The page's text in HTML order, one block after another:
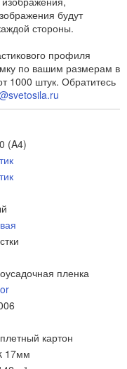
будут
стороны.
профиля
по вашим размерам в
1000 штук. Обратитесь
(A4)
пленка
картон
17мм